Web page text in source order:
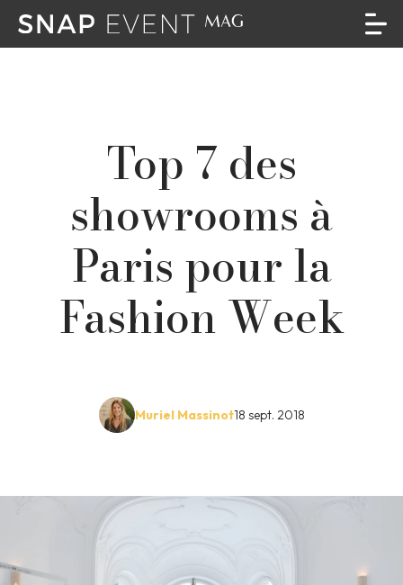
Top 7 des
showrooms à
Paris pour la
Fashion Week
18 sept. 2018
Muriel Massinot